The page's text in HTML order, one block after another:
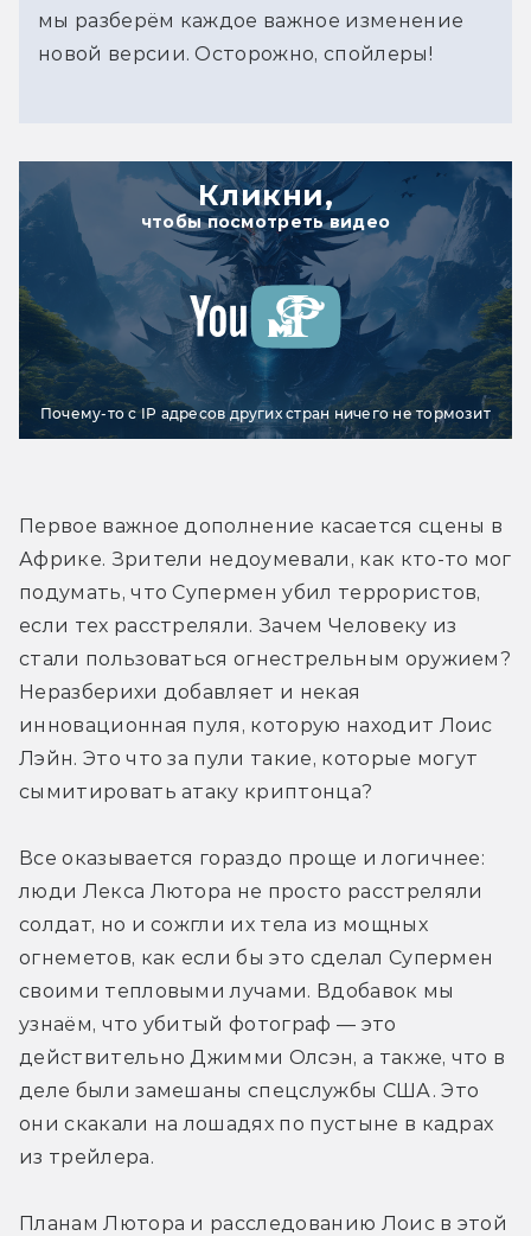
мы разберём каждое важное изменение
новой версии. Осторожно, спойлеры!
Кликни,
чтобы посмотреть видео
Почему-то с IP адресов других стран ничего не тормозит
Первое важное дополнение касается сцены в
Африке. Зрители недоумевали, как кто-то мог
подумать, что Супермен убил террористов,
если тех расстреляли. Зачем Человеку из
стали пользоваться огнестрельным оружием?
Неразберихи добавляет и некая
инновационная пуля, которую находит Лоис
Лэйн. Это что за пули такие, которые могут
сымитировать атаку криптонца?
Все оказывается гораздо проще и логичнее:
люди Лекса Лютора не просто расстреляли
солдат, но и сожгли их тела из мощных
огнеметов, как если бы это сделал Супермен
своими тепловыми лучами. Вдобавок мы
узнаём, что убитый фотограф — это
действительно Джимми Олсэн, а также, что в
деле были замешаны спецслужбы США. Это
они скакали на лошадях по пустыне в кадрах
из трейлера.
Планам Лютора и расследованию Лоис в этой